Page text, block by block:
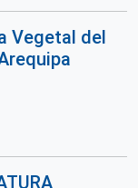
Vegetal del